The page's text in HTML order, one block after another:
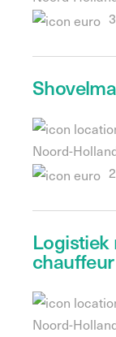
Noord-
Logistiek
chauffeur
Noord-